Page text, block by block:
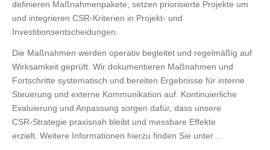
definieren Maßnahmenpakete, setzen priorisierte Projekte um
und integrieren CSR‑Kriterien in Projekt‑ und
Investitionsentscheidungen.
Die Maßnahmen werden operativ begleitet und regelmäßig auf
Wirksamkeit geprüft. Wir dokumentieren Maßnahmen und
Fortschritte systematisch und bereiten Ergebnisse für interne
Steuerung und externe Kommunikation auf. Kontinuierliche
Evaluierung und Anpassung sorgen dafür, dass unsere
CSR‑Strategie praxisnah bleibt und messbare Effekte
erzielt. Weitere Informationen hierzu finden Sie unter